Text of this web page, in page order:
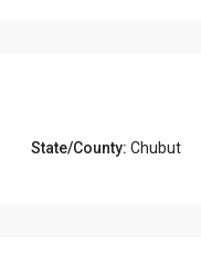
State/County: Chubut